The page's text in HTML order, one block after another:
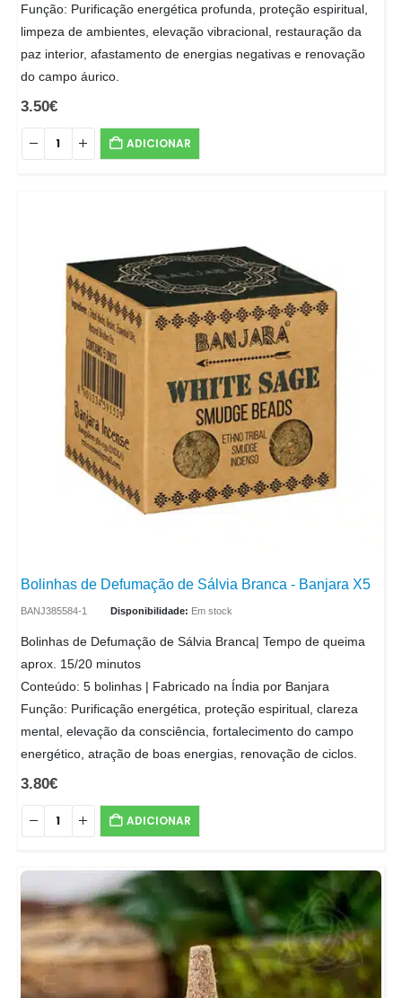
Função: Purificação energética profunda, proteção espiritual,
limpeza de ambientes, elevação vibracional, restauração da
paz interior, afastamento de energias negativas e renovação
do campo áurico.
3.50€
ADICIONAR
Bolinhas de Defumação de Sálvia Branca - Banjara X5
BANJ385584-1 Disponibilidade: Em stock
Bolinhas de Defumação de Sálvia Branca| Tempo de queima
aprox. 15/20 minutos
Conteúdo: 5 bolinhas | Fabricado na Índia por Banjara
Função: Purificação energética, proteção espiritual, clareza
mental, elevação da consciência, fortalecimento do campo
energético, atração de boas energias, renovação de ciclos.
3.80€
ADICIONAR